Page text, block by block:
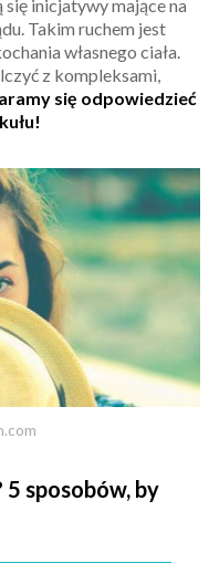
inicjatywy mające na
Takim ruchem jest
własnego ciała.
z kompleksami,
się odpowiedzieć
sposobów, by